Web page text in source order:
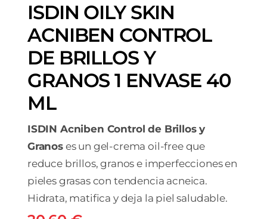
ISDIN OILY SKIN
ACNIBEN CONTROL
DE BRILLOS Y
GRANOS 1 ENVASE 40
ML
ISDIN Acniben Control de Brillos y
Granoses un gel-crema oil-free que
reduce brillos, granos e imperfecciones en
pieles grasas con tendencia acneica.
Hidrata, matifica y deja la piel saludable.